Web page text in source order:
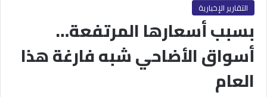
التقارير الإخبارية
بسبب أسعارها المرتفعة…
أسواق الأضاحي شبه فارغة هذا
العام